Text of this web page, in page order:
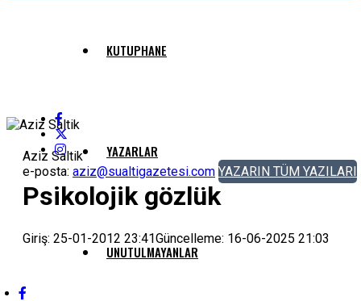
KUTUPHANE
YAZARLAR
UNUTULMAYANLAR
Aziz Saltik
e-posta: aziz@sualtigazetesi.com YAZARIN TÜM YAZILARI
Psikolojik gözlük
Giriş: 25-01-2012 23:41Güncelleme: 16-06-2025 21:03